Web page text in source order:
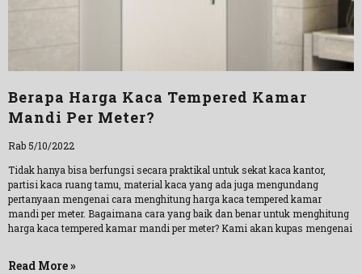
Berapa Harga Kaca Tempered Kamar
Mandi Per Meter?
Rab 5/10/2022
Tidak hanya bisa berfungsi secara praktikal untuk sekat kaca kantor,
partisi kaca ruang tamu, material kaca yang ada juga mengundang
pertanyaan mengenai cara menghitung harga kaca tempered kamar
mandi per meter. Bagaimana cara yang baik dan benar untuk menghitung
harga kaca tempered kamar mandi per meter? Kami akan kupas mengenai
Read More »